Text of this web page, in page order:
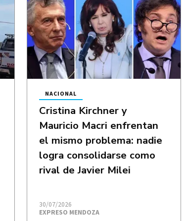
Cristina Kirchner y
Mauricio Macri enfrentan
el mismo problema: nadie
logra consolidarse como
rival de Javier Milei
EXPRESO MENDOZA
NACIONAL
30/07/2026